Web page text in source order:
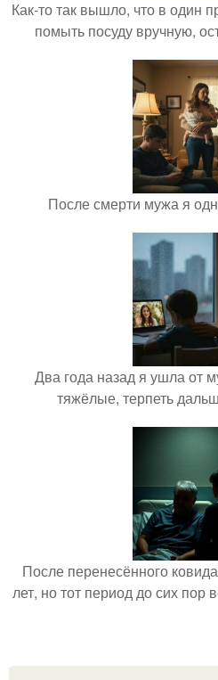
Как-то так вышло, что в один
помыть посуду вручную,
После смерти мужа я
Два года назад я ушла от
тяжёлые, терпеть
После перенесённого
лет, но тот период до сих пор